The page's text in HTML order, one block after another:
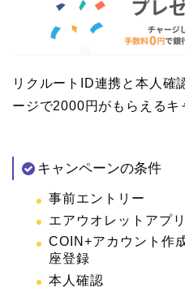
リクルートID連携と本人確
ージで2000円がもらえるキ
キャンペーンの条件
事前エントリー
エアウオレットアプ
COIN+アカウント作
座登録
本人確認